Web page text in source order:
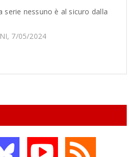
serie nessuno è al sicuro dalla
7/05/2024